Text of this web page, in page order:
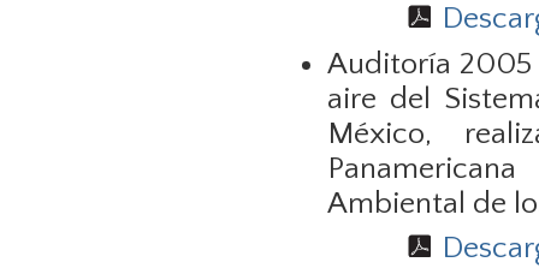
Auditoría 2005
aire del
México,
Ambiental de